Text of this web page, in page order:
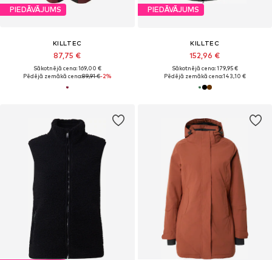
PIEDĀVĀJUMS
KILLTEC
87,75 €
Sākotnējā cena: 169,00 €
Pēdējā zemākā cena:89,91 €-2%
PIEDĀVĀJUMS
KILLTEC
152,96 €
Sākotnējā cena: 179,95 €
Pēdējā zemākā cena:143,10 €